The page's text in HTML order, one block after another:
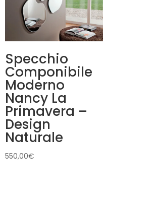
Specchio
Componibile
Moderno
Nancy La
Primavera –
Design
Naturale
550,00€